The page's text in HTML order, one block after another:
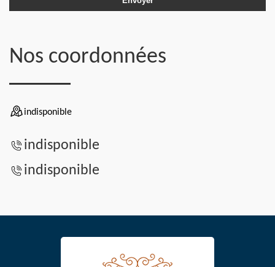
Nos coordonnées
indisponible
indisponible
indisponible